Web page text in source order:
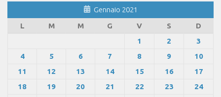
Gennaio 2021
L
M M G V S
D
1
2
3
4
5 6 7 8 9
10
11
12 13 14 15 16
17
18
19 20 21 22 23
24